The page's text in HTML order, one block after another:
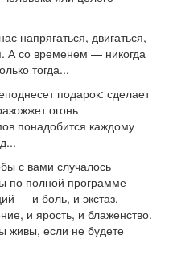
напрягаться, двигаться,
А со временем — никогда
тогда...
подарок: сделает
огонь
понадобится каждому
с вами случалось
по полной программе
— и боль, и экстаз,
и ярость, и блаженство.
живы, если не будете